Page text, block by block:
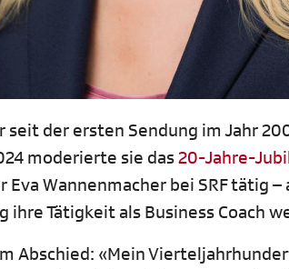
seit der ersten Sendung im Jahr
moderierte sie das20-Jahre-
Wannenmacher bei SRF tätig
Tätigkeit als Business Coach
Abschied: «Mein